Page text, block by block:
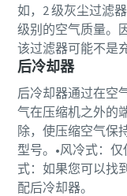
如，2 级灰尘过滤
级别的空气质量。
该过滤器可能不是
后冷却器
后冷却器通过在空
气在压缩机之外的
除，使压缩空气保
型号。•风冷式：
式：如果您可以找
配后冷却器。